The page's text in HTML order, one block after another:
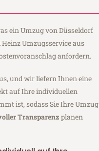
ein Umzug von Düsseldorf
Umzugsservice aus
anfordern.
und wir liefern Ihnen eine
auf Ihre individuellen
ist, sodass Sie Ihre Umzug
Transparenz planen